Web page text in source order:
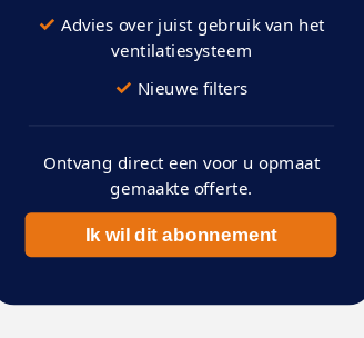
✓ Advies over juist gebruik van het
ventilatiesysteem
✓ Nieuwe filters
Ontvang direct een voor u opmaat
gemaakte offerte.
Ik wil dit abonnement